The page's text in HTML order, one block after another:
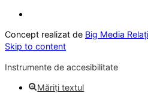
Concept realizat de Big Media
Skip to content
Instrumente de accesibilitate
Măriți textul